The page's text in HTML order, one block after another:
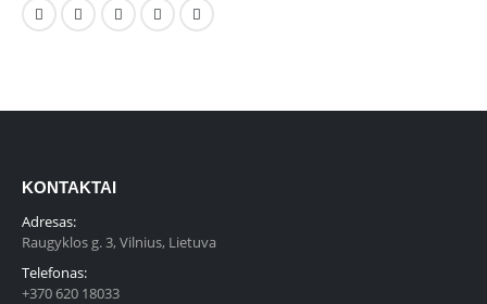
KONTAKTAI
Adresas:
Raugyklos g. 3, Vilnius, Lietuva
Telefonas:
+370 620 18033